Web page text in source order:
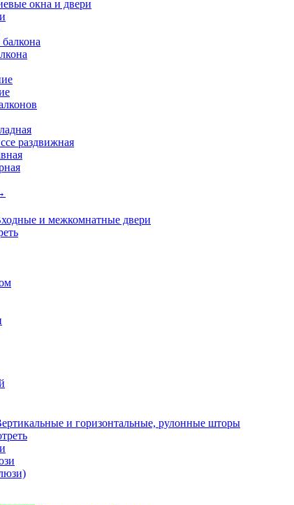
окна и двери
раздвижная
и межкомнатные двери
и горизонтальные, рулонные шторы